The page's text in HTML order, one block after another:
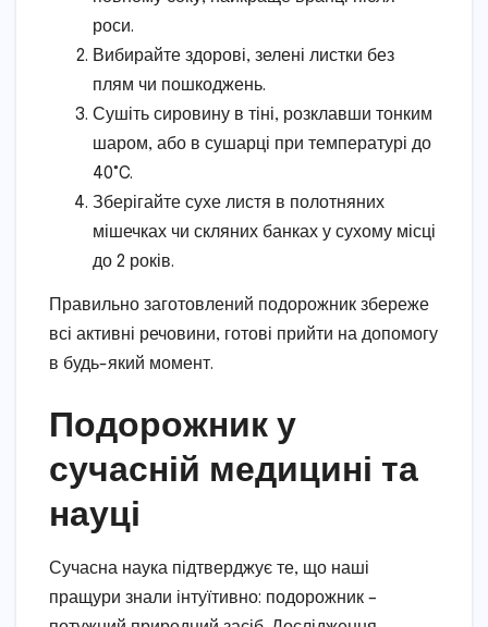
роси.
Вибирайте здорові, зелені листки без
плям чи пошкоджень.
Сушіть сировину в тіні, розклавши тонким
шаром, або в сушарці при температурі до
40°C.
Зберігайте сухе листя в полотняних
мішечках чи скляних банках у сухому місці
до 2 років.
Правильно заготовлений подорожник збереже
всі активні речовини, готові прийти на допомогу
в будь-який момент.
Подорожник у
сучасній медицині та
науці
Сучасна наука підтверджує те, що наші
пращури знали інтуїтивно: подорожник –